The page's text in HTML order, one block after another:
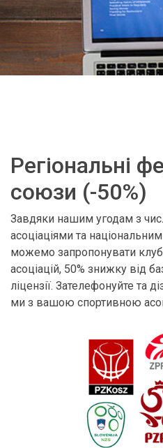
Регіональні
союзи (-50%)
Завдяки нашим угодам з
асоціаціями та
можемо запропонувати
асоціацій, 50% знижку від
ліцензії. Зателефонуйте та
ми з вашою спортивною